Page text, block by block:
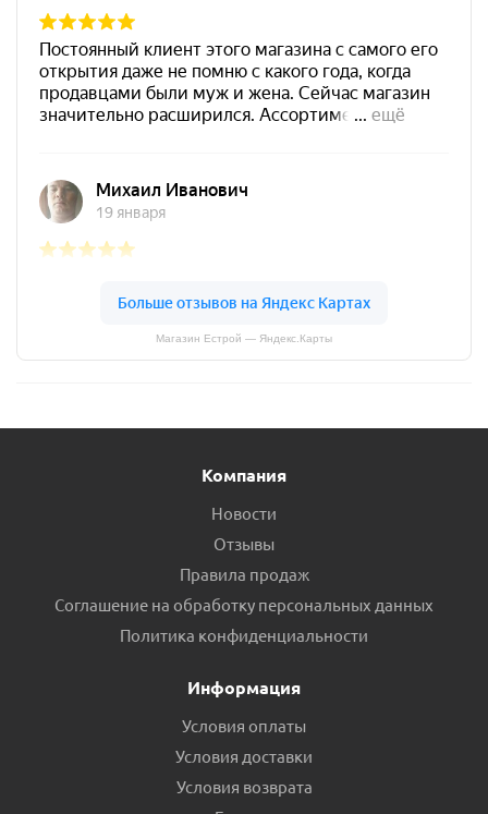
Магазин Естрой — Яндекс.Карты
Компания
Новости
Отзывы
Правила продаж
Соглашение на обработку персональных данных
Политика конфиденциальности
Информация
Условия оплаты
Условия доставки
Условия возврата